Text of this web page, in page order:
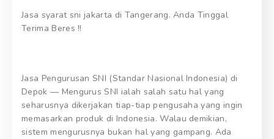
Jasa syarat sni jakarta di Tangerang. Anda Tinggal
Terima Beres !!
Jasa Pengurusan SNI (Standar Nasional Indonesia) di
Depok — Mengurus SNI ialah salah satu hal yang
seharusnya dikerjakan tiap-tiap pengusaha yang ingin
memasarkan produk di Indonesia. Walau demikian,
sistem mengurusnya bukan hal yang gampang. Ada